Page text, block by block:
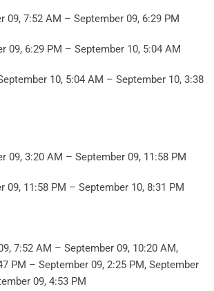
09, 7:52 AM – September 09, 6:29 PM
09, 6:29 PM – September 10, 5:04 AM
10, 5:04 AM – September 10, 3:38
09, 3:20 AM – September 09, 11:58 PM
09, 11:58 PM – September 10, 8:31 PM
7:52 AM – September 09, 10:20 AM,
PM – September 09, 2:25 PM, September
09, 4:53 PM